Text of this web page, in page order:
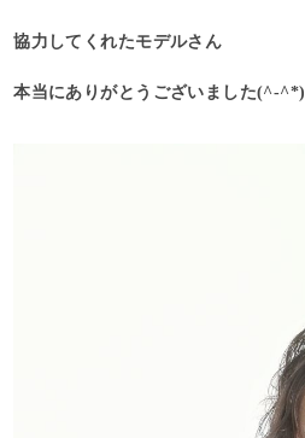
協力してくれたモデルさん
本当にありがとうございました(^-^*)